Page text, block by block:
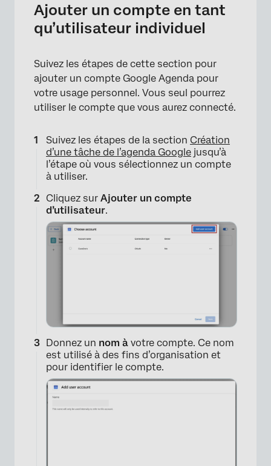
×
×
Ajouter un compte en tant
qu’utilisateur individuel
Suivez les étapes de cette section pour
ajouter un compte Google Agenda pour
votre usage personnel. Vous seul pourrez
utiliser le compte que vous aurez connecté.
Suivez les étapes de la section Création
d’une tâche de l’agenda Google jusqu’à
l’étape où vous sélectionnez un compte
à utiliser.
Cliquez sur Ajouter un compte
d’utilisateur.
Donnez un nom à votre compte. Ce nom
est utilisé à des fins d’organisation et
pour identifier le compte.